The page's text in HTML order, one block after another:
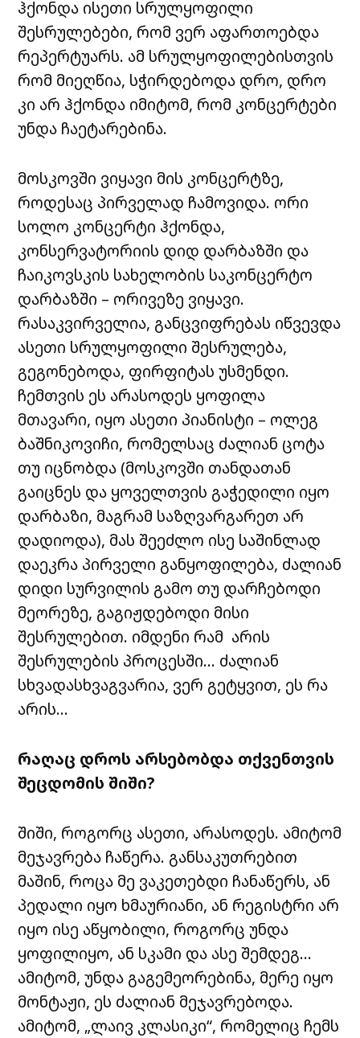
ჰქონდა ისეთი სრულყოფილი
შესრულებები, რომ ვერ აფართოებდა
რეპერტუარს. ამ სრულყოფილებისთვის
რომ მიეღწია, სჭირდებოდა დრო, დრო
კი არ ჰქონდა იმიტომ, რომ კონცერტები
უნდა ჩაეტარებინა.
მოსკოვში ვიყავი მის კონცერტზე,
როდესაც პირველად ჩამოვიდა. ორი
სოლო კონცერტი ჰქონდა,
კონსერვატორიის დიდ დარბაზში და
ჩაიკოვსკის სახელობის საკონცერტო
დარბაზში – ორივეზე ვიყავი.
რასაკვირველია, განცვიფრებას იწვევდა
ასეთი სრულყოფილი შესრულება,
გეგონებოდა, ფირფიტას უსმენდი.
ჩემთვის ეს არასოდეს ყოფილა
მთავარი, იყო ასეთი პიანისტი – ოლეგ
ბაშნიკოვიჩი, რომელსაც ძალიან ცოტა
თუ იცნობდა (მოსკოვში თანდათან
გაიცნეს და ყოველთვის გაჭედილი იყო
დარბაზი, მაგრამ საზღვარგარეთ არ
დადიოდა), მას შეეძლო ისე საშინლად
დაეკრა პირველი განყოფილება, ძალიან
დიდი სურვილის გამო თუ დარჩებოდი
მეორეზე, გაგიჟდებოდი მისი
შესრულებით. იმდენი რამ არის
შესრულების პროცესში… ძალიან
სხვადასხვაგვარია, ვერ გეტყვით, ეს რა
არის…
რაღაც დროს არსებობდა თქვენთვის
შეცდომის შიში?
შიში, როგორც ასეთი, არასოდეს. ამიტომ
მეჯავრება ჩაწერა. განსაკუთრებით
მაშინ, როცა მე ვაკეთებდი ჩანაწერს, ან
პედალი იყო ხმაურიანი, ან რეგისტრი არ
იყო ისე აწყობილი, როგორც უნდა
ყოფილიყო, ან სკამი და ასე შემდეგ…
ამიტომ,უნდა გაგემეორებინა, მერე იყო
მონტაჟი, ეს ძალიან მეჯავრებოდა.
ამიტომ, „ლაივ კლასიკი“, რომელიც ჩემს